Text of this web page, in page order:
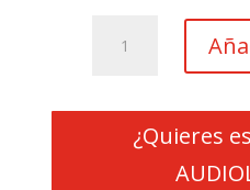
hablaran
Ωrigen
¿Quieres